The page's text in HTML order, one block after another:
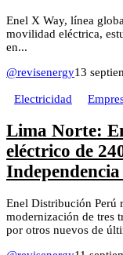
Enel X Way, línea
movilidad eléctrica,
en...
@revisenergy13
Electricidad
Lima Norte:
eléctrico de
Enel Distribución Perú
modernización de tres
por otros nuevos de